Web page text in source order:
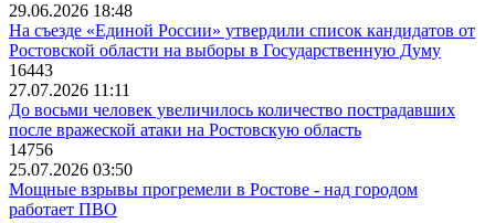
29.06.2026 18:48
На съезде «Единой России» утвердили список кандидатов от
Ростовской области на выборы в Государственную Думу
16443
27.07.2026 11:11
До восьми человек увеличилось количество пострадавших
после вражеской атаки на Ростовскую область
14756
25.07.2026 03:50
Мощные взрывы прогремели в Ростове - над городом
работает ПВО